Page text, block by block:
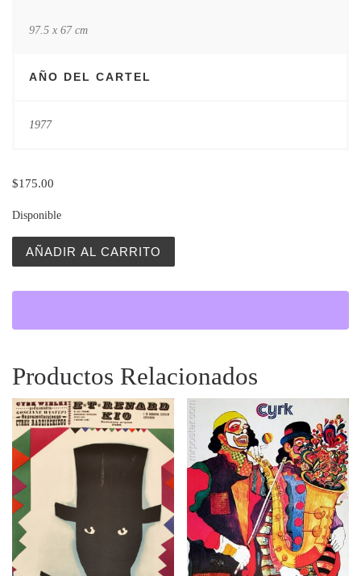
97.5 x 67 cm
AÑO DEL CARTEL
1977
$175.00
Disponible
Cyrk (Circus) Tiger Face cantidad
AÑADIR AL CARRITO
Productos Relacionados